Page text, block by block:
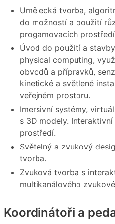
Umělecká tvorba,
do možností a použití
progamovacích
Úvod do použití a
physical computing,
obvodů a přípravků,
kinetické a světlené
veřejném prostoru.
Imersivní systémy,
s 3D modely.
prostředí.
Světelný a zvukový
tvorba.
Zvuková tvorba s
multikanálového
Koordinátoři a